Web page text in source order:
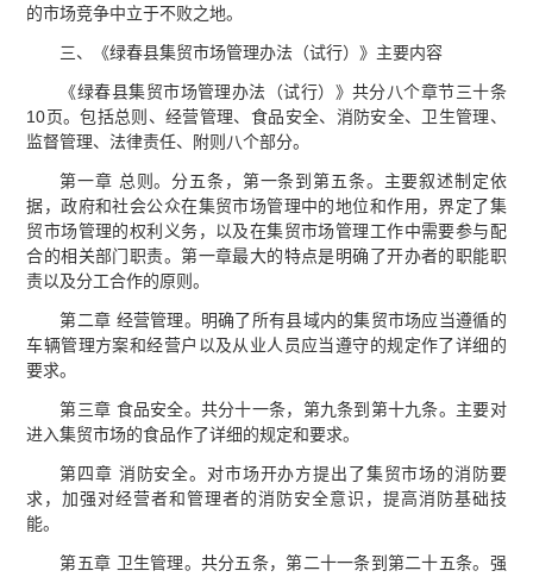
的市场竞争中立于不败之地。
三、《绿春县集贸市场管理办法（试行）》主要内容
《绿春县集贸市场管理办法（试行）》共分八个章节三十条
10页。包括总则、经营管理、食品安全、消防安全、卫生管理、
监督管理、法律责任、附则八个部分。
第一章 总则。分五条，第一条到第五条。主要叙述制定依
据，政府和社会公众在集贸市场管理中的地位和作用，界定了集
贸市场管理的权利义务，以及在集贸市场管理工作中需要参与配
合的相关部门职责。第一章最大的特点是明确了开办者的职能职
责以及分工合作的原则。
第二章 经营管理。明确了所有县域内的集贸市场应当遵循的
车辆管理方案和经营户以及从业人员应当遵守的规定作了详细的
要求。
第三章 食品安全。共分十一条，第九条到第十九条。主要对
进入集贸市场的食品作了详细的规定和要求。
第四章 消防安全。对市场开办方提出了集贸市场的消防要
求，加强对经营者和管理者的消防安全意识，提高消防基础技
能。
第五章 卫生管理。共分五条，第二十一条到第二十五条。强